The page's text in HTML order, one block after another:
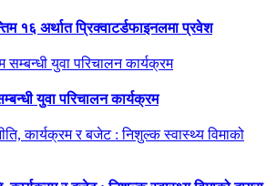
१६ अर्थात प्रिक्वाटर्डफाइनलमा प्रवेश
युवा परिचालन कार्यक्रम